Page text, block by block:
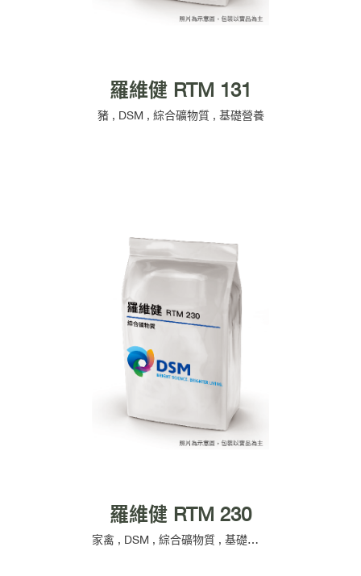
羅維健 RTM 131
豬, DSM , 綜合礦物質, 基礎營養
羅維健 RTM 230
家禽 , DSM ,綜合礦物質 ,基礎營養